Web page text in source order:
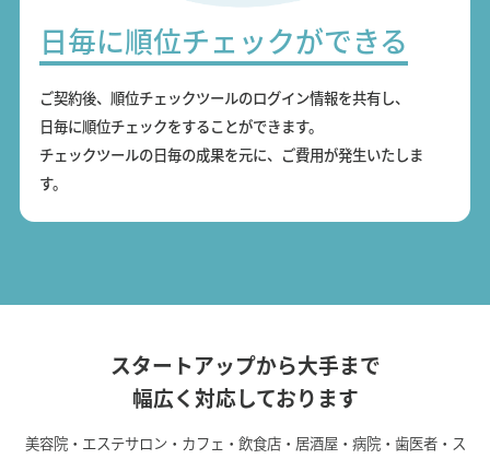
日毎に順位チェックができる
ご契約後、順位チェックツールのログイン情報を共有し、
日毎に順位チェックをすることができます。
チェックツールの日毎の成果を元に、ご費用が発生いたしま
す。
スタートアップから大手まで
幅広く対応しております
美容院・エステサロン・カフェ・飲食店・居酒屋・病院・歯医者・ス